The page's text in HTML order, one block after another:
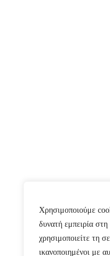
Χρησιμοποιούμε
δυνατή εμπειρία
χρησιμοποιείτε τη
ικανοποιημένοι με